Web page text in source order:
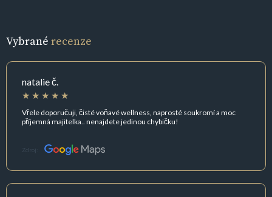
Vybrané recenze
natalie č.
Vřele doporučuji, čisté voňavé wellness, naprosté soukromí a moc
příjemná majitelka.. nenajdete jedinou chybičku!
Zdroj: